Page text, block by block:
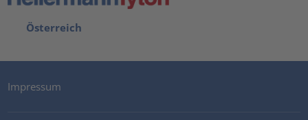
Österreich
Impressum